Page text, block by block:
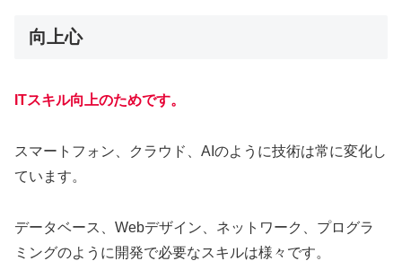
向上心
ITスキル向上のためです。
スマートフォン、クラウド、AIのように技術は常に変化し
ています。
データベース、Webデザイン、ネットワーク、プログラ
ミングのように開発で必要なスキルは様々です。